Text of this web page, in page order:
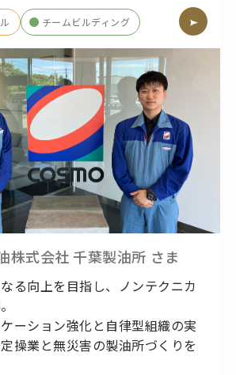
チームビルディング
株式会社 千葉製油所 さま
る向上を目指し、ノンテクニカ
ーション強化と自律型組織の実
操業と無災害の製油所づくりを